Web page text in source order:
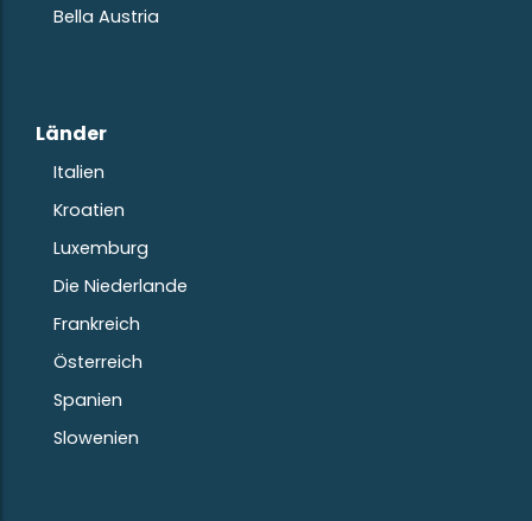
Bella Austria
Länder
Italien
Kroatien
Luxemburg
Die Niederlande
Frankreich
Österreich
Spanien
Slowenien